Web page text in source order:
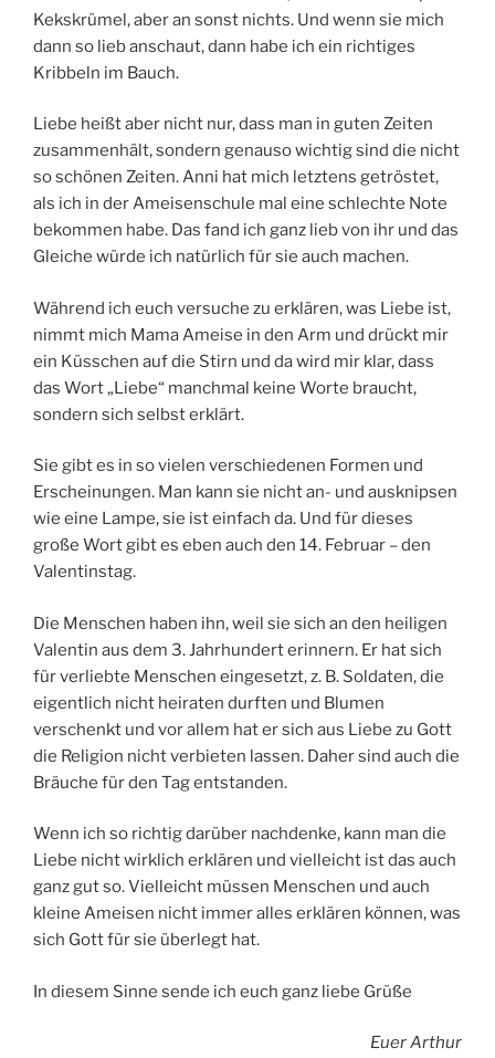
Kekskrümel, aber an sonst nichts. Und wenn sie mich
dann so lieb anschaut, dann habe ich ein richtiges
Kribbeln im Bauch.
Liebe heißt aber nicht nur, dass man in guten Zeiten
zusammenhält, sondern genauso wichtig sind die nicht
so schönen Zeiten. Anni hat mich letztens getröstet,
als ich in der Ameisenschule mal eine schlechte Note
bekommen habe. Das fand ich ganz lieb von ihr und das
Gleiche würde ich natürlich für sie auch machen.
Während ich euch versuche zu erklären, was Liebe ist,
nimmt mich Mama Ameise in den Arm und drückt mir
ein Küsschen auf die Stirn und da wird mir klar, dass
das Wort „Liebe“ manchmal keine Worte braucht,
sondern sich selbst erklärt.
Sie gibt es in so vielen verschiedenen Formen und
Erscheinungen. Man kann sie nicht an- und ausknipsen
wie eine Lampe, sie ist einfach da. Und für dieses
große Wort gibt es eben auch den 14. Februar – den
Valentinstag.
Die Menschen haben ihn, weil sie sich an den heiligen
Valentin aus dem 3. Jahrhundert erinnern. Er hat sich
für verliebte Menschen eingesetzt, z. B. Soldaten, die
eigentlich nicht heiraten durften und Blumen
verschenkt und vor allem hat er sich aus Liebe zu Gott
die Religion nicht verbieten lassen. Daher sind auch die
Bräuche für den Tag entstanden.
Wenn ich so richtig darüber nachdenke, kann man die
Liebe nicht wirklich erklären und vielleicht ist das auch
ganz gut so. Vielleicht müssen Menschen und auch
kleine Ameisen nicht immer alles erklären können, was
sich Gott für sie überlegt hat.
In diesem Sinne sende ich euch ganz liebe Grüße
Euer Arthur